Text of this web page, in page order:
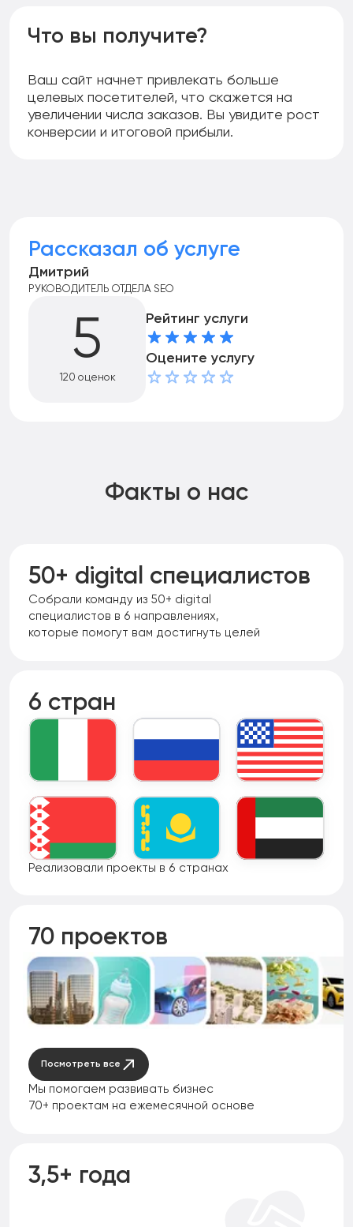
Что вы получите?
Ваш сайт начнет привлекать больше
целевых посетителей, что скажется на
увеличении числа заказов. Вы увидите рост
конверсии и итоговой прибыли.
Рассказал об услуге
Дмитрий
РУКОВОДИТЕЛЬ ОТДЕЛА SEO
5
120 оценок
Рейтинг услуги
Оцените услугу
Факты о нас
50+ digital специалистов
Собрали команду из 50+ digital
специалистов в 6 направлениях,
которые помогут вам достигнуть целей
6 стран
Реализовали проекты в 6 странах
70 проектов
Посмотреть все
Мы помогаем развивать бизнес
70+ проектам на ежемесячной основе
3,5+ года